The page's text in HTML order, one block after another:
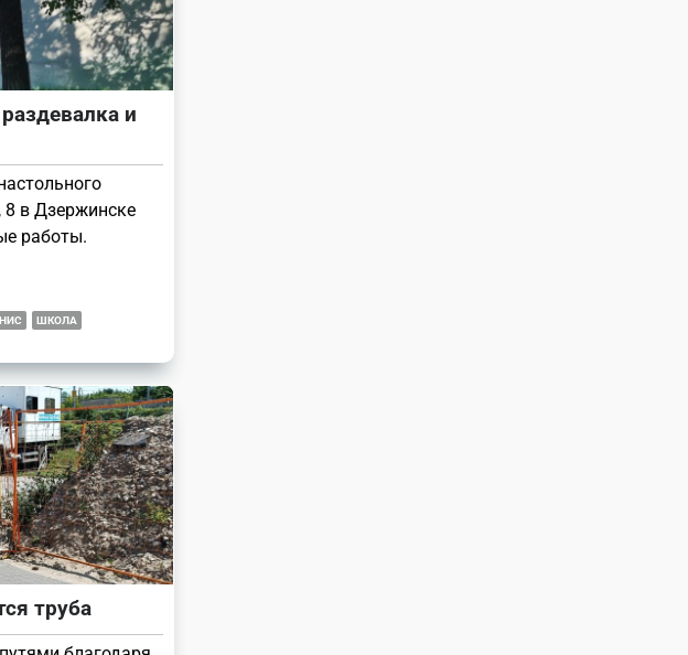
и
8 в Дзержинске
работы.
ШКОЛА
труба